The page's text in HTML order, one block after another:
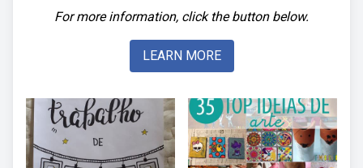
For more information, click the button below.
LEARN MORE